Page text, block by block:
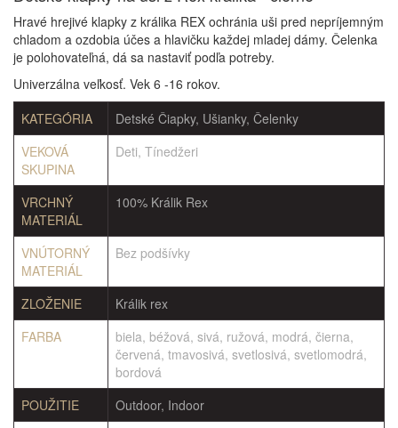
Hravé hrejivé klapky z králika REX ochránia uši pred nepríjemným
chladom a ozdobia účes a hlavičku každej mladej dámy. Čelenka
je polohovateľná, dá sa nastaviť podľa potreby.
Univerzálna veľkosť. Vek 6 -16 rokov.
KATEGÓRIA
Detské Čiapky, Ušianky, Čelenky
VEKOVÁ
SKUPINA
Deti, Tínedžeri
VRCHNÝ
MATERIÁL
100% Králik Rex
VNÚTORNÝ
MATERIÁL
Bez podšívky
ZLOŽENIE
Králik rex
FARBA
biela, béžová, sivá, ružová, modrá, čierna,
červená, tmavosivá, svetlosivá, svetlomodrá,
bordová
POUŽITIE
Outdoor, Indoor